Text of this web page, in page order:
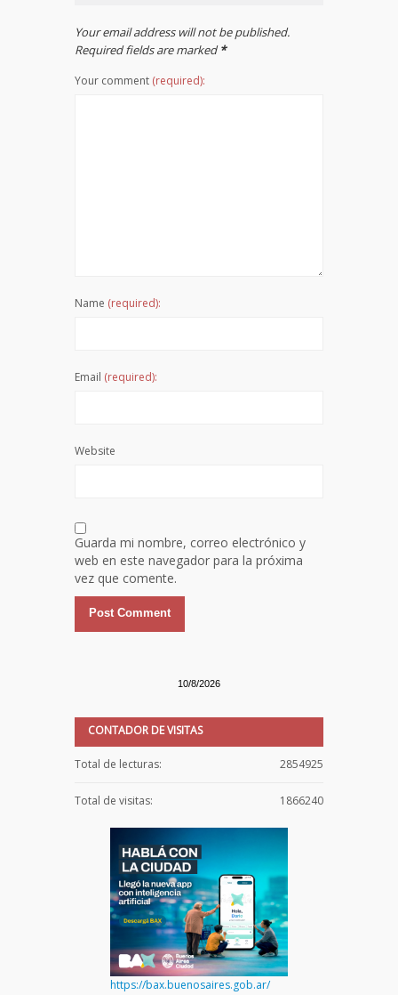
Your email address will not be published.
Required fields are marked*
Your comment (required):
Name (required):
Email (required):
Website
Guarda mi nombre, correo electrónico y
web en este navegador para la próxima
vez que comente.
10/8/2026
CONTADOR DE VISITAS
2854925
Total de lecturas:
1866240
Total de visitas:
https://bax.buenosaires.gob.ar/